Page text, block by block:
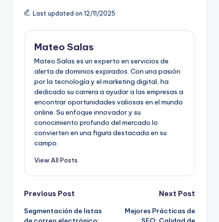
Last updated on 12/11/2025
Mateo Salas
Mateo Salas es un experto en servicios de
alerta de dominios expirados. Con una pasión
por la tecnología y el marketing digital, ha
dedicado su carrera a ayudar a las empresas a
encontrar oportunidades valiosas en el mundo
online. Su enfoque innovador y su
conocimiento profundo del mercado lo
convierten en una figura destacada en su
campo.
View All Posts
Post
navigation
Previous Post
Segmentación de listas
Next Post
Mejores Prácticas de